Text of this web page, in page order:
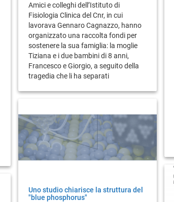
Amici e colleghi dell’Istituto di
Fisiologia Clinica del Cnr, in cui
lavorava Gennaro Cagnazzo, hanno
organizzato una raccolta fondi per
sostenere la sua famiglia: la moglie
Tiziana e i due bambini di 8 anni,
Francesco e Giorgio, a seguito della
tragedia che li ha separati
Uno studio chiarisce la struttura del
"blue phosphorus"